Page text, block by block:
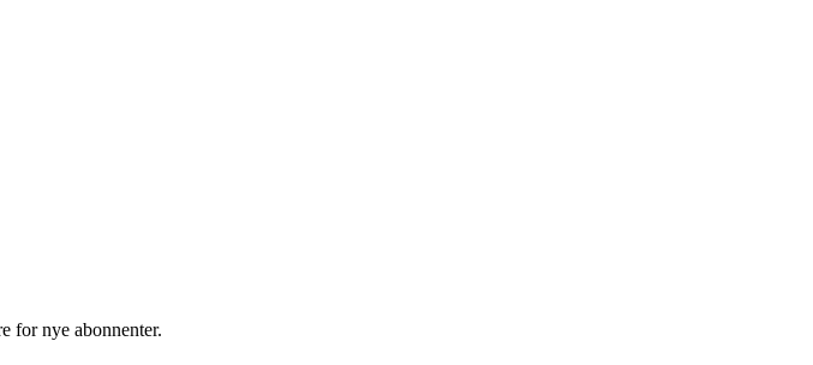
for nye abonnenter.